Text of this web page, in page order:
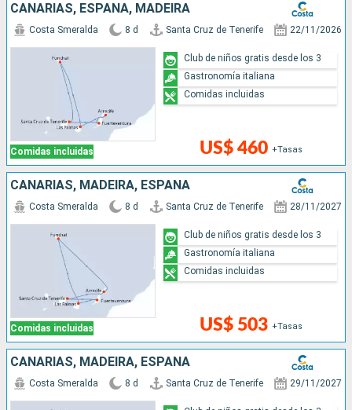
CANARIAS, ESPAÑA, MADEIRA
Comidas incluidas
Costa Smeralda 8 d Santa Cruz de Tenerife 22/11/2026
US$ 460 +Tasas
Club de niños gratis desde los 3
Gastronomía italiana
Comidas incluidas
CANARIAS, MADEIRA, ESPAÑA
Comidas incluidas
Costa Smeralda 8 d Santa Cruz de Tenerife 28/11/2027
US$ 503 +Tasas
Club de niños gratis desde los 3
Gastronomía italiana
Comidas incluidas
CANARIAS, MADEIRA, ESPAÑA
Costa Smeralda 8 d Santa Cruz de Tenerife 29/11/2027